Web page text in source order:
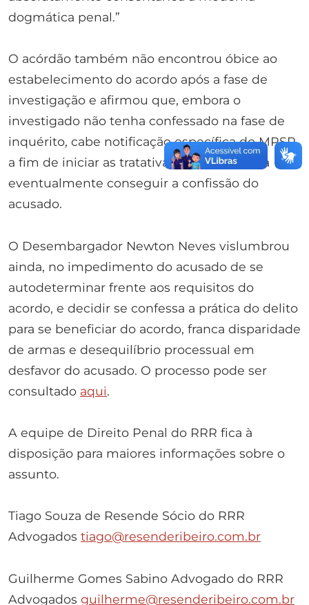
dogmática penal.”
O acórdão também não encontrou óbice ao
estabelecimento do acordo após a fase de
investigação e afirmou que, embora o
investigado não tenha confessado na fase de
inquérito, cabe notificação específica do MPSP
a fim de iniciar as tratativas do acordo para
eventualmente conseguir a confissão do
acusado.
O Desembargador Newton Neves vislumbrou
ainda, no impedimento do acusado de se
autodeterminar frente aos requisitos do
acordo, e decidir se confessa a prática do delito
para se beneficiar do acordo, franca disparidade
de armas e desequilíbrio processual em
desfavor do acusado. O processo pode ser
consultado aqui.
A equipe de Direito Penal do RRR fica à
disposição para maiores informações sobre o
assunto.
Tiago Souza de Resende Sócio do RRR
Advogados tiago@resenderibeiro.com.br
Guilherme Gomes Sabino Advogado do RRR
Advogados guilherme@resenderibeiro.com.br